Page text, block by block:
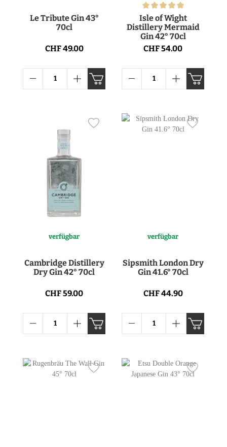
Le Tribute Gin 43°
70cl
CHF 49.00
Isle of Wight
Distillery Mermaid
Gin 42° 70cl
CHF 54.00
verfügbar
Cambridge Distillery
Dry Gin 42° 70cl
CHF 59.00
verfügbar
Sipsmith London Dry
Gin 41.6° 70cl
CHF 44.90